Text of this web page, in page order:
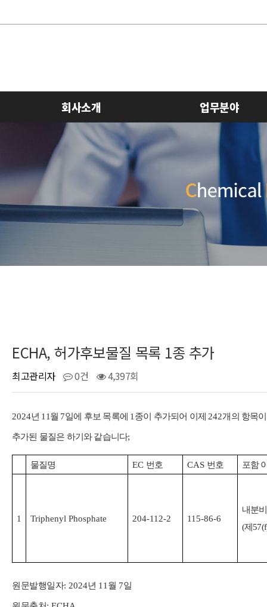
회사소개 업무분야
ECHA, 허가후보물질 목록 1종 추가
최고관리자 0건 4,397회
2024년 11월 7일에 후보 목록에 1 종이 추가되어 이제 242개의 항목
추가된 물질은 하기와 같습니다;
물질명 EC 번호 CAS 번호 포함
1 Triphenyl Phosphate 204-112-2 115-86-6
내분
(제
원문발행일자: 2024년 11월 7일